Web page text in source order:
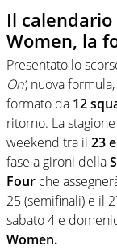
Il
Women, la
Presentato lo
On’, nuova
formato da 12
ritorno. La
weekend tra il 23
fase a gironi della
Four che
25 (semifinali) e il
sabato 4 e
Women.